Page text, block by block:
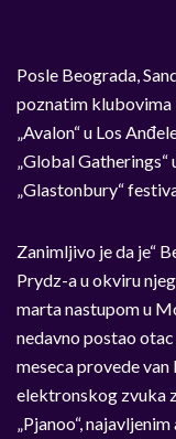
Posle Beograda,
poznatim klubovima
„Avalon“ u Los
„Global
„Glastonbury“
Zanimljivo je da je“
Prydz-a u okviru
marta nastupom u
nedavno postao
meseca provede
elektronskog zvuka
„Pjanoo“,